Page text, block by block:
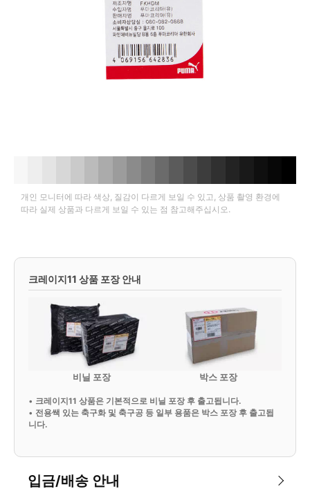
개인 모니터에 따라 색상, 질감이 다르게 보일 수 있고, 상품 촬영 환경에
따라 실제 상품과 다르게 보일 수 있는 점 참고해주십시오.
크레이지11 상품 포장 안내
비닐 포장 박스 포장
• 크레이지11 상품은 기본적으로 비닐 포장 후 출고됩니다.
• 전용쌕 있는 축구화 및 축구공 등 일부 용품은 박스 포장 후 출고됩
니다.
입금/배송 안내